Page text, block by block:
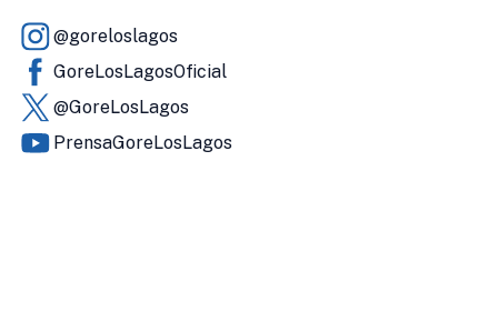
@goreloslagos
GoreLosLagosOficial
@GoreLosLagos
PrensaGoreLosLagos